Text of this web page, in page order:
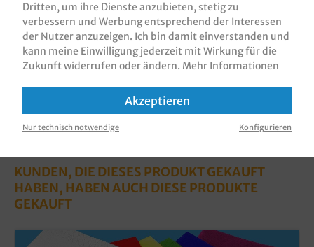
Bewertungen
Informationen zur Produktsicherheit
KUNDEN, DIE DIESES PRODUKT GEKAUFT
HABEN, HABEN AUCH DIESE PRODUKTE
GEKAUFT
Dritten, um ihre Dienste anzubieten, stetig zu
verbessern und Werbung entsprechend der Interessen
der Nutzer anzuzeigen. Ich bin damit einverstanden und
kann meine Einwilligung jederzeit mit Wirkung für die
Zukunft widerrufen oder ändern. Mehr Informationen
Akzeptieren
Nur technisch notwendige Konfigurieren